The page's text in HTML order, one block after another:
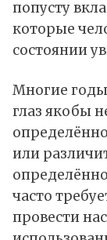
попусту
которые
состоянии
Многие годы
глаз якобы
или
часто
провести